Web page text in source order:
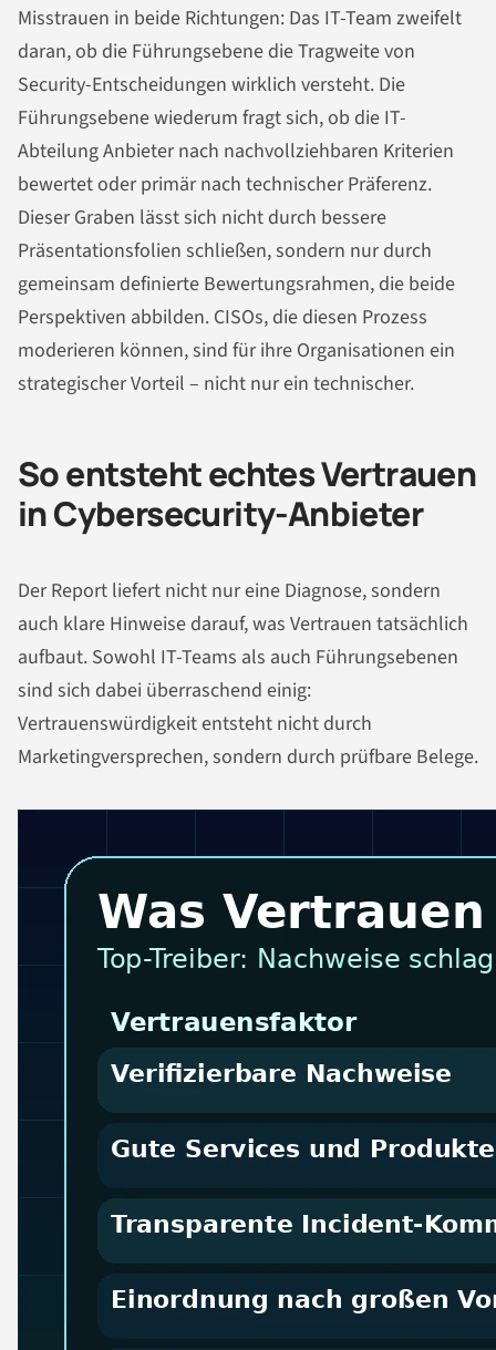
Misstrauen in beide Richtungen: Das IT-Team zweifelt
daran, ob die Führungsebene die Tragweite von
Security-Entscheidungen wirklich versteht. Die
Führungsebene wiederum fragt sich, ob die IT-
Abteilung Anbieter nach nachvollziehbaren Kriterien
bewertet oder primär nach technischer Präferenz.
Dieser Graben lässt sich nicht durch bessere
Präsentationsfolien schließen, sondern nur durch
gemeinsam definierte Bewertungsrahmen, die beide
Perspektiven abbilden. CISOs, die diesen Prozess
moderieren können, sind für ihre Organisationen ein
strategischer Vorteil – nicht nur ein technischer.
So entsteht echtes Vertrauen
in Cybersecurity-Anbieter
Der Report liefert nicht nur eine Diagnose, sondern
auch klare Hinweise darauf, was Vertrauen tatsächlich
aufbaut. Sowohl IT-Teams als auch Führungsebenen
sind sich dabei überraschend einig:
Vertrauenswürdigkeit entsteht nicht durch
Marketingversprechen, sondern durch prüfbare Belege.